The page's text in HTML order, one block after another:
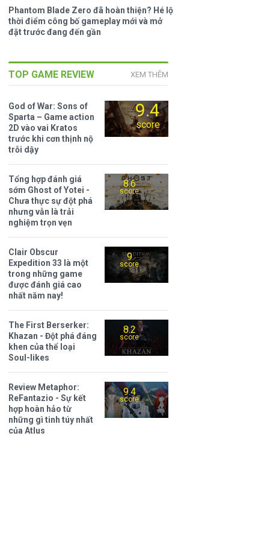
Phantom Blade Zero đã hoàn thiện? Hé lộ
thời điểm công bố gameplay mới và mở
đặt trước đang đến gần
TOP GAME REVIEW XEM THÊM
9.4
score
God of War: Sons of
Sparta – Game action
2D vào vai Kratos
trước khi cơn thịnh nộ
trỗi dậy
8.6
score
Tổng hợp đánh giá
sớm Ghost of Yotei -
Chưa thực sự đột phá
nhưng vẫn là trải
nghiệm trọn vẹn
9
score
Clair Obscur
Expedition 33 là một
trong những game
được đánh giá cao
nhất năm nay!
8.2
score
The First Berserker:
Khazan - Đột phá đáng
khen của thể loại
Soul-likes
9.4
score
Review Metaphor:
ReFantazio - Sự kết
hợp hoàn hảo từ
những gì tinh túy nhất
của Atlus